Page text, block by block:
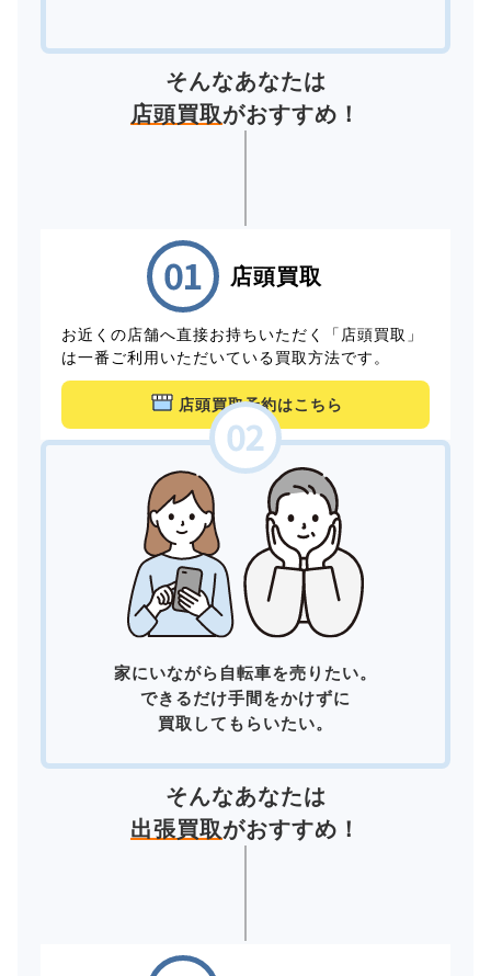
そんなあなたは
店頭買取がおすすめ！
店頭買取
お近くの店舗へ直接お持ちいただく「店頭買取」
は一番ご利用いただいている買取方法です。
店頭買取予約はこちら
家にいながら自転車を売りたい。
できるだけ手間をかけずに
買取してもらいたい。
そんなあなたは
出張買取がおすすめ！